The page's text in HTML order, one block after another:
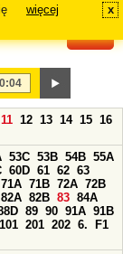
więcej x
11 12 13 14 15 16
53C 53B 54B 55A
60D 61 62 63
71A 71B 72A 72B
82A 82B 83 84A
89 90 91A 91B
101 201 202 6.
F1